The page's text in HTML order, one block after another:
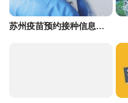
苏州疫苗预约接种信息汇总